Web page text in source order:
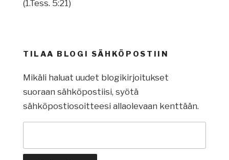
(1.Tess. 5:21)
TILAA BLOGI SÄHKÖPOSTIIN
Mikäli haluat uudet blogikirjoitukset
suoraan sähköpostiisi, syötä
sähköpostiosoitteesi allaolevaan kenttään.